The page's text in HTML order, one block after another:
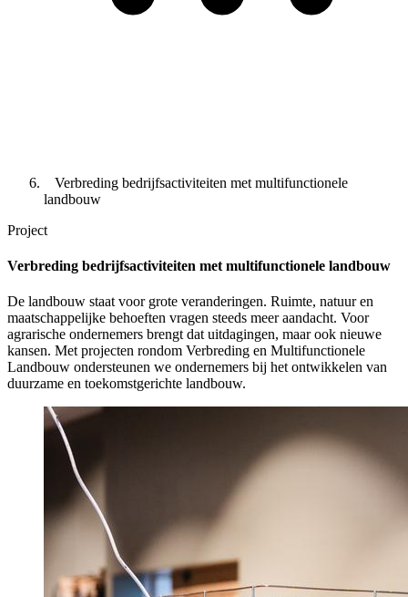
Verbreding bedrijfsactiviteiten met multifunctionele
landbouw
Project
Verbreding bedrijfsactiviteiten met multifunctionele landbouw
De landbouw staat voor grote veranderingen. Ruimte, natuur en
maatschappelijke behoeften vragen steeds meer aandacht. Voor
agrarische ondernemers brengt dat uitdagingen, maar ook nieuwe
kansen. Met projecten rondom Verbreding en Multifunctionele
Landbouw ondersteunen we ondernemers bij het ontwikkelen van
duurzame en toekomstgerichte landbouw.